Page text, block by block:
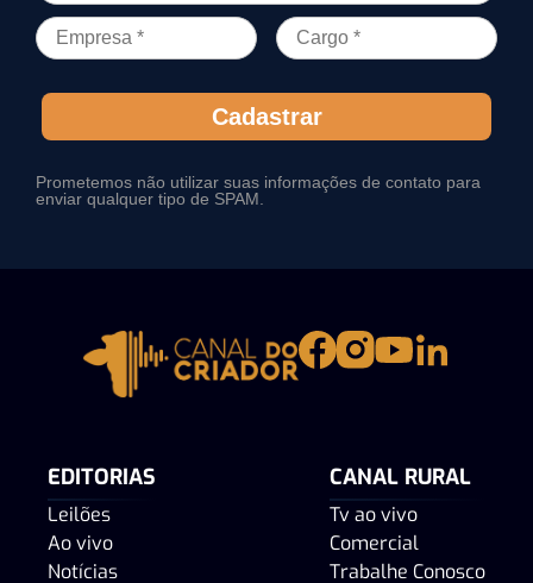
Cadastrar
Prometemos não utilizar suas informações de contato para
enviar qualquer tipo de SPAM.
EDITORIAS
Leilões
Ao vivo
Notícias
CANAL RURAL
Tv ao vivo
Comercial
Trabalhe Conosco